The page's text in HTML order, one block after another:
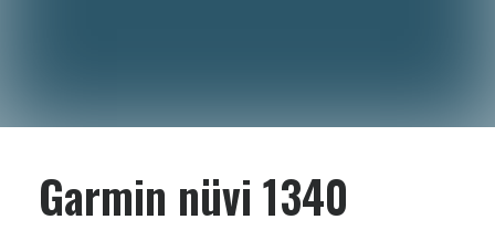
Garmin nüvi 1340